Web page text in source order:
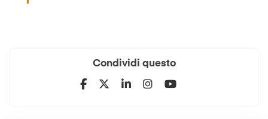
Condividi questo